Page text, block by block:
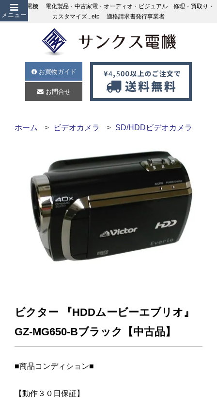
メニュー
サンクス電機 電化製品・中古家電・オーディオ・ビジュアル 修理・買取り・
カスタマイズ...etc 適格請求書発行事業者
お買物ガイド
お問合せ
ホーム ビデオカメラ SD/HDDビデオカメラ
ビクター 『HDDムービーエブリオ』
GZ-MG650-Bブラック【中古品】
■商品コンディション■
【動作３０日保証】